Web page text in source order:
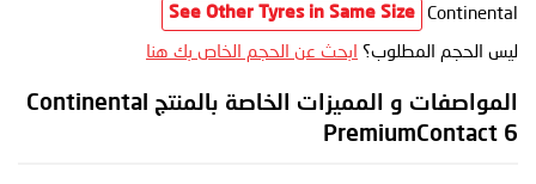
Continental
See Other Tyres in Same Size
ليس الحجم المطلوب؟ ابحث عن الحجم الخاص بك هنا
المواصفات و المميزات الخاصة بالمنتج Continental
PremiumContact 6